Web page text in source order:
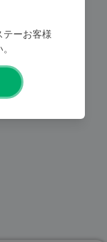
テーお客様